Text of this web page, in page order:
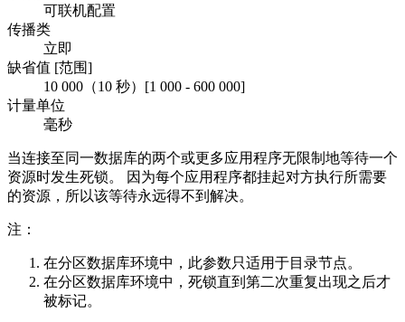
可联机配置
传播类
立即
缺省值 [范围]
10 000 （10 秒）[1 000 - 600 000]
计量单位
毫秒
当连接至同一数据库的两个或更多应用程序无限制地等待一个
资源时发生死锁。 因为每个应用程序都挂起对方执行所需要
的资源，所以该等待永远得不到解决。
注：
在分区数据库环境中，此参数只适用于目录节点。
在分区数据库环境中，死锁直到第二次重复出现之后才
被标记。